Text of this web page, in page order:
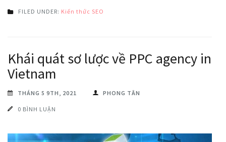
FILED UNDER: Kiến thức SEO
Khái quát sơ lược về PPC agency in
Vietnam
THÁNG 5 9TH, 2021 PHONG TÂN
0 BÌNH LUẬN